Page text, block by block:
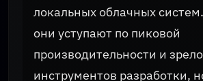
локальных облачных
они уступают по пиковой
производительности и
инструментов разработки,